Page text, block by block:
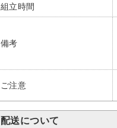
組立時間
備考
ご注意
配送について